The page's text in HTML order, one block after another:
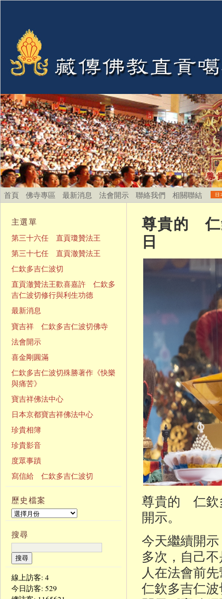
首頁 佛寺專區 最新消息 法會開示 聯絡我們 相關聯結
尊貴的 仁
日
尊貴的 仁欽
開示。
今天繼續開
多次，自己
人在法會前
仁欽多吉仁
主選單
第三十六任 直貢瓊贊法王
第三十七任 直貢澈贊法王
仁欽多吉仁波切
直貢澈贊法王歡喜嘉許 仁欽多
吉仁波切修行與利生功德
最新消息
寶吉祥 仁欽多吉仁波切佛寺
法會開示
喜金剛圓滿
仁欽多吉仁波切殊勝著作《快樂
與痛苦》
寶吉祥佛法中心
日本京都寶吉祥佛法中心
珍貴相簿
珍貴影音
度眾事蹟
寫信給 仁欽多吉仁波切
歷史檔案
搜尋
線上訪客: 4
今日訪客: 529